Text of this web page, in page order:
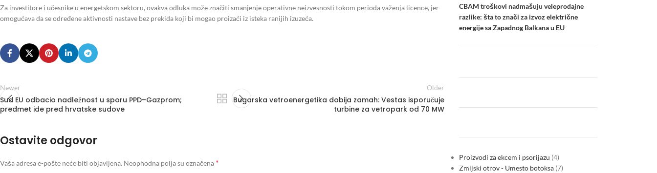
Za investitore i učesnike u energetskom sektoru, ovakva odluka može značiti smanjenje operativne neizvesnosti tokom perioda važenja licence, jer
omogućava da se određene aktivnosti nastave bez prekida koji bi mogao proizaći iz isteka ranijih izuzeća.
Newer
Sud EU odbacio nadležnost u sporu PPD–Gazprom;
predmet ide pred hrvatske sudove
Older
Bugarska vetroenergetika dobija zamah: Vestas isporučuje
turbine za vetropark od 70 MW
Ostavite odgovor
Vaša adresa e-pošte neće biti objavljena. Neophodna polja su označena *
CBAM troškovi nadmašuju veleprodajne
razlike: šta to znači za izvoz električne
energije sa Zapadnog Balkana u EU
Proizvodi za ekcem i psorijazu 4
Zmijski otrov - Umesto botoksa 7